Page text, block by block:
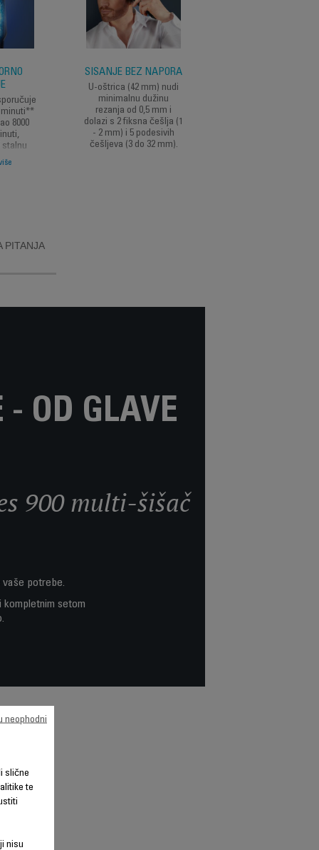
minuti**
8000
stalnu
i
svaki
ŠIŠANJE BEZ NAPORA
U-oštrica (42 mm) nudi
minimalnu dužinu
rezanja od 0,5 mm i
dolazi s 2 fiksna češlja (1
- 2 mm) i 5 podesivih
češljeva (3 do 32 mm).
PITANJA
OD GLAVE
900 multi-šišač
vaše potrebe.
kompletnim setom
slične
te
nisu
neophodni